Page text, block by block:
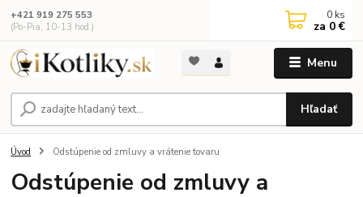
Menu
Hľadať
+421 919 275 553
(Po-Pia, 10-13 hod.)
0 ks
za 0 €
Úvod Odstúpenie od zmluvy a vrátenie tovaru
Odstúpenie od zmluvy a